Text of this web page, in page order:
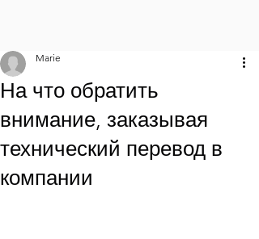
На что обратить
внимание, заказывая
технический перевод в
компании
Marie